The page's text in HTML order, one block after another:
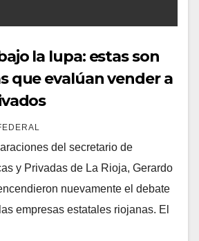
la lupa: estas son
que evalúan vender a
del secretario de
y Privadas de La Rioja, Gerardo
nuevamente el debate
empresas estatales riojanas. El